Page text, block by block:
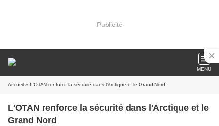
Publicité
MENU
Accueil » L'OTAN renforce la sécurité dans l'Arctique et le Grand Nord
L'OTAN renforce la sécurité dans l'Arctique et le
Grand Nord